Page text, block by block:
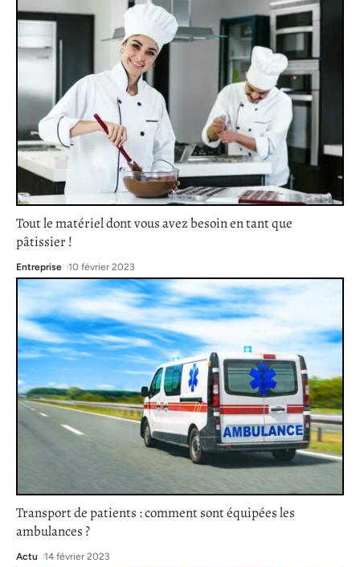
Tout le matériel dont vous avez besoin en tant que
pâtissier !
Entreprise 10 février 2023
Transport de patients : comment sont équipées les
ambulances ?
Actu 14 février 2023